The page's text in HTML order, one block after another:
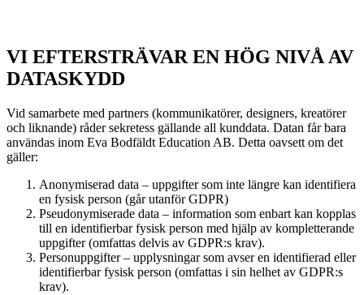
VI EFTERSTRÄVAR EN HÖG NIVÅ AV
DATASKYDD
Vid samarbete med partners (kommunikatörer, designers, kreatörer
och liknande) råder sekretess gällande all kunddata. Datan får bara
användas inom Eva Bodfäldt Education AB. Detta oavsett om det
gäller:
Anonymiserad data – uppgifter som inte längre kan identifiera
en fysisk person (går utanför GDPR)
Pseudonymiserade data – information som enbart kan kopplas
till en identifierbar fysisk person med hjälp av kompletterande
uppgifter (omfattas delvis av GDPR:s krav).
Personuppgifter – upplysningar som avser en identifierad eller
identifierbar fysisk person (omfattas i sin helhet av GDPR:s
krav).